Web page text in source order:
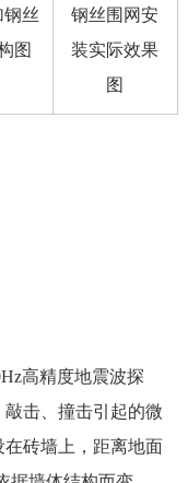
钢丝
图
钢丝围网安
装实际效果
图
高精度地震波探
击、撞击引起的微
砖墙上，距离地面